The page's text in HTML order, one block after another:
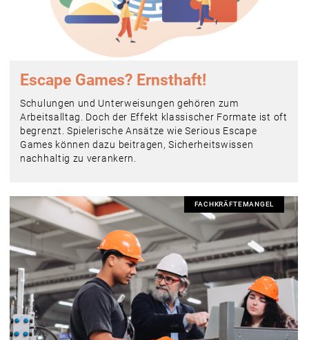
Escape Games? Ernsthaft!
Schulungen und Unterweisungen gehören zum
Arbeitsalltag. Doch der Effekt klassischer Formate ist oft
begrenzt. Spielerische Ansätze wie Serious Escape
Games können dazu beitragen, Sicherheitswissen
nachhaltig zu verankern.
FACHKRÄFTEMANGEL